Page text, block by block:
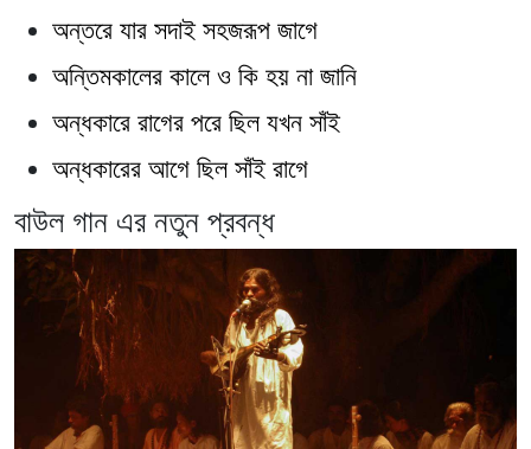
অন্তরে যার সদাই সহজরূপ জাগে
অন্তিমকালের কালে ও কি হয় না জানি
অন্ধকারে রাগের পরে ছিল যখন সাঁই
অন্ধকারের আগে ছিল সাঁই রাগে
বাউল গান এর নতুন প্রবন্ধ